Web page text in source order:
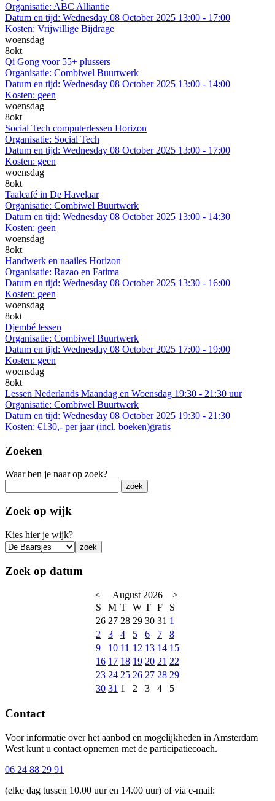
Organisatie: ABC Alliantie
Datum en tijd: Wednesday 08 October 2025 13:00 - 17:00
Kosten: Vrijwillige Bijdrage
woensdag
8okt
Qi Gong voor 55+ plussers
Organisatie: Combiwel Buurtwerk
Datum en tijd: Wednesday 08 October 2025 13:00 - 14:00
Kosten: geen
woensdag
8okt
Social Tech computerlessen Horizon
Organisatie: Social Tech
Datum en tijd: Wednesday 08 October 2025 13:00 - 17:00
Kosten: geen
woensdag
8okt
Taalcafé in De Havelaar
Organisatie: Combiwel Buurtwerk
Datum en tijd: Wednesday 08 October 2025 13:00 - 14:30
Kosten: geen
woensdag
8okt
Handwerk en naailes Horizon
Organisatie: Razao en Fatima
Datum en tijd: Wednesday 08 October 2025 13:30 - 16:00
Kosten: geen
woensdag
8okt
Djembé lessen
Organisatie: Combiwel Buurtwerk
Datum en tijd: Wednesday 08 October 2025 17:00 - 19:00
Kosten: geen
woensdag
8okt
Lessen Nederlands Maandag en Woensdag 19:30 - 21:30 uur
Organisatie: Combiwel Buurtwerk
Datum en tijd: Wednesday 08 October 2025 19:30 - 21:30
Kosten: €130,- per jaar (incl. boeken)gratis
Zoeken
Waar ben je naar op zoek?
Zoek op wijk
Kies hier je wijk?
Zoek op datum
< August 2026
>
S
M T W T F
S
26 27 28 29 30 31 1
2
3 4 5 6 7
8
9
10 11 12 13 14 15
16 17 18 19 20 21 22
23 24 25 26 27 28 29
30 31 1 2 3 4 5
Contact
Voor informatie over het aanbod en mogelijkheden in Amsterdam
West kunt u contact opnemen met de participatiecoach.
06 24 88 29 91
(elke dag tussen 10.00 uur en 14.00 uur) of via e-mail: